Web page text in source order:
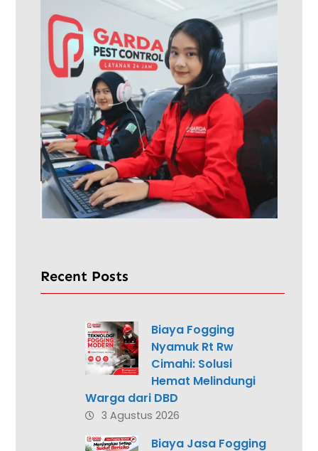
Recent Posts
Biaya Fogging
Nyamuk Rt Rw
Cimahi: Solusi
Hemat Melindungi
Warga dari DBD
3 Agustus 2026
Biaya Jasa Fogging